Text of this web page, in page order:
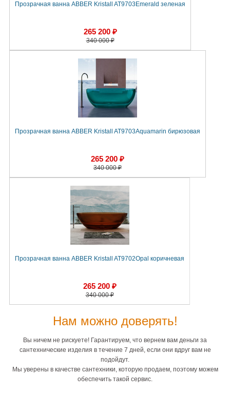
Прозрачная ванна ABBER Kristall AT9703Emerald зеленая
265 200 ₽
340 000 ₽
Прозрачная ванна ABBER Kristall AT9703Aquamarin бирюзовая
265 200 ₽
340 000 ₽
Прозрачная ванна ABBER Kristall AT9702Opal коричневая
265 200 ₽
340 000 ₽
Нам можно доверять!
Вы ничем не рискуете! Гарантируем, что вернем вам деньги за
сантехнические изделия в течение 7 дней, если они вдруг вам не
подойдут.
Мы уверены в качестве сантехники, которую продаем, поэтому можем
обеспечить такой сервис.